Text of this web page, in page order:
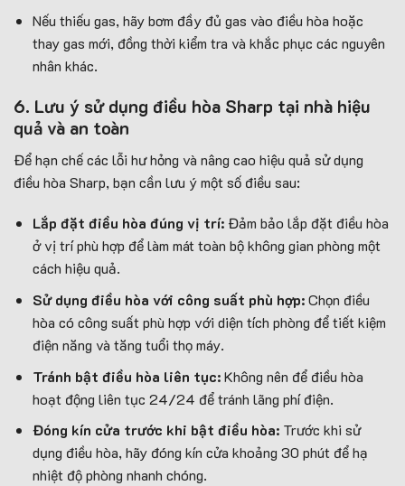
Nếu thiếu gas, hãy bơm đầy đủ gas vào điều hòa hoặc
thay gas mới, đồng thời kiểm tra và khắc phục các nguyên
nhân khác.
6. Lưu ý sử dụng điều hòa Sharp tại nhà hiệu
quả và an toàn
Để hạn chế các lỗi hư hỏng và nâng cao hiệu quả sử dụng
điều hòa Sharp, bạn cần lưu ý một số điều sau:
Lắp đặt điều hòa đúng vị trí: Đảm bảo lắp đặt điều hòa
ở vị trí phù hợp để làm mát toàn bộ không gian phòng một
cách hiệu quả.
Sử dụng điều hòa với công suất phù hợp:Chọn điều
hòa có công suất phù hợp với diện tích phòng để tiết kiệm
điện năng và tăng tuổi thọ máy.
Tránh bật điều hòa liên tục:Không nên để điều hòa
hoạt động liên tục 24/24 để tránh lãng phí điện.
Đóng kín cửa trước khi bật điều hòa:Trước khi sử
dụng điều hòa, hãy đóng kín cửa khoảng 30 phút để hạ
nhiệt độ phòng nhanh chóng.